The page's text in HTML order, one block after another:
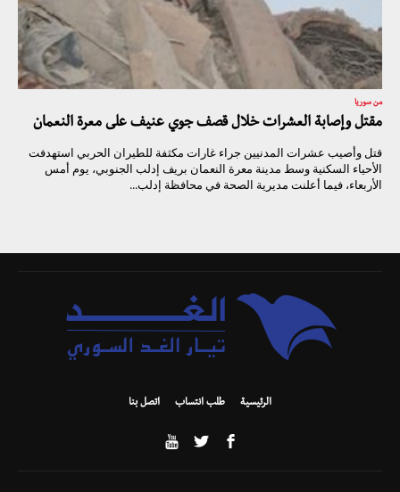
من سوريا
مقتل وإصابة العشرات خلال قصف جوي عنيف على معرة النعمان
قتل وأصيب عشرات المدنيين جراء غارات مكثفة للطيران الحربي استهدفت
الأحياء السكنية وسط مدينة معرة النعمان بريف إدلب الجنوبي، يوم أمس
الأربعاء، فيما أعلنت مديرية الصحة في محافظة إدلب...
الرئيسية طلب انتساب اتصل بنا